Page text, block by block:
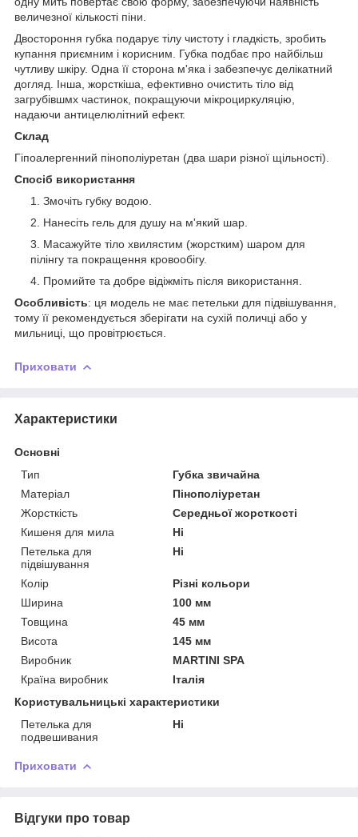
величезної кількості піни.
Двостороння губка подарує тілу чистоту і гладкість, зробить
купання приємним і корисним. Губка подбає про найбільш
чутливу шкіру. Одна її сторона м'яка і забезпечує делікатний
догляд. Інша, жорсткіша, ефективно очистить тіло від
загрубівшмх частинок, покращуючи мікроциркуляцію,
надаючи антицелюлітний ефект.
Склад
Гіпоалергенний пінополіуретан (два шари різної щільності).
Спосіб використання
Змочіть губку водою.
Нанесіть гель для душу на м'який шар.
Масажуйте тіло хвилястим (жорстким) шаром для
пілінгу та покращення кровообігу.
Промийте та добре відіжміть після використання.
Особливість: ця модель не має петельки для підвішування,
тому її рекомендується зберігати на сухій поличці або у
мильниці, що провітрюється.
Приховати
Характеристики
Основні
Тип
Губка звичайна
Матеріал
Пінополіуретан
Жорсткість
Середньої жорсткості
Кишеня для мила
Ні
Петелька для
підвішування
Ні
Колір
Різні кольори
Ширина
100 мм
Товщина
45 мм
Висота
145 мм
Виробник
MARTINI SPA
Країна виробник
Італія
Користувальницькі характеристики
Петелька для
подвешивания
Ні
Приховати
Відгуки про товар